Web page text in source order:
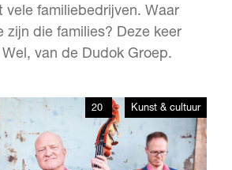
vele familiebedrijven. Waar
zijn die families? Deze keer
van de Dudok Groep.
20 Kunst & cultuur